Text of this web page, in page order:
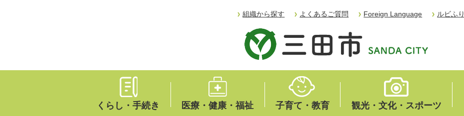
組織から探す よくあるご質問 Foreign Language ルビふ
くらし・手続き 医療・健康・福祉 子育て・教育 観光・文化・スポーツ